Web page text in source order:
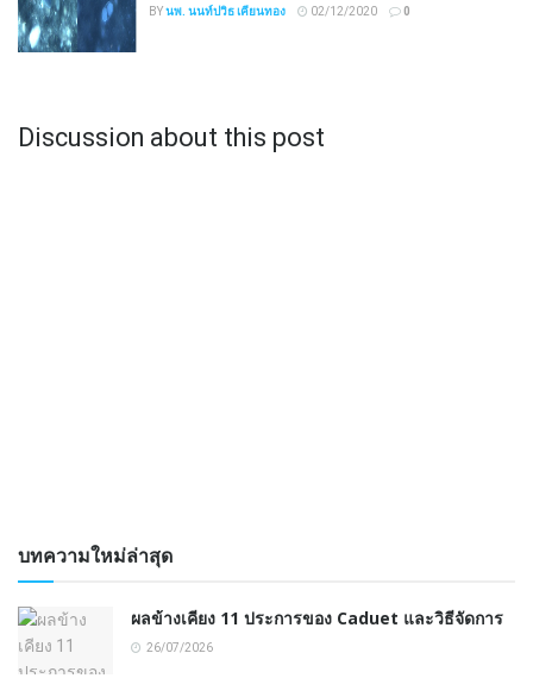
BYนพ. นนท์ปวิธ เคียนทอง 02/12/2020 0
Discussion about this post
บทความใหม่ล่าสุด
ผลข้างเคียง 11 ประการของ Caduet และวิธีจัดการ
26/07/2026